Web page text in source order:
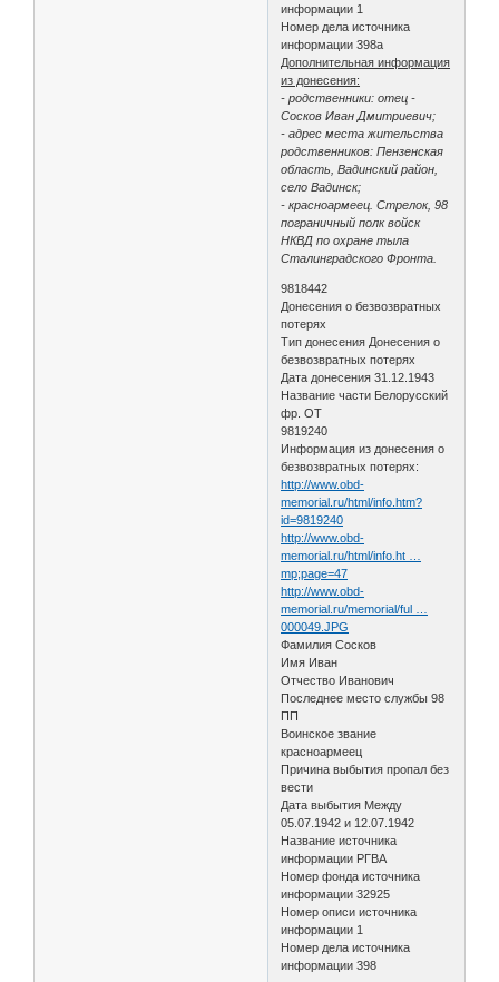
информации 1
Номер дела источника
информации 398a
Дополнительная информация
из донесения:
- родственники: отец -
Сосков Иван Дмитриевич;
- адрес места жительства
родственников: Пензенская
область, Вадинский район,
село Вадинск;
- красноармеец. Стрелок, 98
пограничный полк войск
НКВД по охране тыла
Сталинградского Фронта.
9818442
Донесения о безвозвратных
потерях
Тип донесения Донесения о
безвозвратных потерях
Дата донесения 31.12.1943
Название части Белорусский
фр. ОТ
9819240
Информация из донесения о
безвозвратных потерях:
http://www.obd-
memorial.ru/html/info.htm?
id=9819240
http://www.obd-
memorial.ru/html/info.ht …
mp;page=47
http://www.obd-
memorial.ru/memorial/ful …
000049.JPG
Фамилия Сосков
Имя Иван
Отчество Иванович
Последнее место службы 98
ПП
Воинское звание
красноармеец
Причина выбытия пропал без
вести
Дата выбытия Между
05.07.1942 и 12.07.1942
Название источника
информации РГВА
Номер фонда источника
информации 32925
Номер описи источника
информации 1
Номер дела источника
информации 398